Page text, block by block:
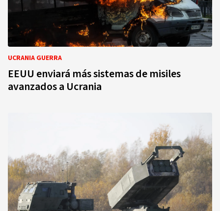
UCRANIA GUERRA
EEUU enviará más sistemas de misiles
avanzados a Ucrania